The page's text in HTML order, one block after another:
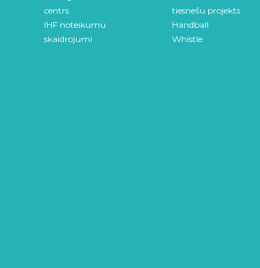
centrs
IHF noteikumu
skaidrojumi
tiesnešu projekts
Handball
Whistle